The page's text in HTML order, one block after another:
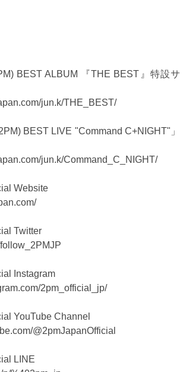
BEST ALBUM 『THE BEST』特設サ
jun.k/THE_BEST/
BEST LIVE "Command C+NIGHT"」
jun.k/Command_C_NIGHT/
Website
Twitter
Instagram
2pm_official_jp/
YouTube Channel
@2pmJapanOfficial
LINE